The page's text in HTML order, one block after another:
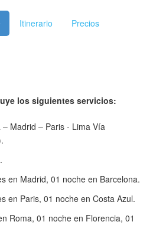
Itinerario Precios
los siguientes servicios:
Madrid – Paris - Lima Vía
en Madrid, 01 noche en Barcelona.
en Paris, 01 noche en Costa Azul.
Roma, 01 noche en Florencia, 01